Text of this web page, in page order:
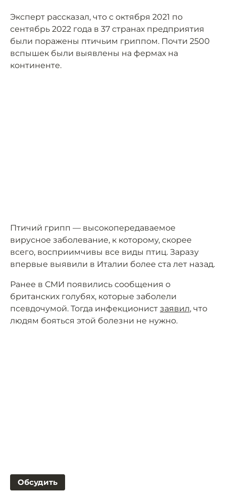
Эксперт рассказал, что с октября 2021 по
сентябрь 2022 года в 37 странах предприятия
были поражены птичьим гриппом. Почти 2500
вспышек были выявлены на фермах на
континенте.
Птичий грипп — высокопередаваемое
вирусное заболевание, к которому, скорее
всего, восприимчивы все виды птиц. Заразу
впервые выявили в Италии более ста лет назад.
Ранее в СМИ появились сообщения о
британских голубях, которые заболели
псевдочумой. Тогда инфекционист заявил, что
людям бояться этой болезни не нужно.
Обсудить